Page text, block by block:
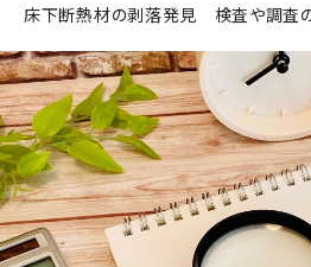
床下断熱材の剥落発見 検査や調査